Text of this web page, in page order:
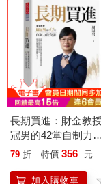
比如，有人在地鐵
明明是他踩了我，
嗎？我可以要求他
道歉，不需要花時
間嗎？我的時間難
怎麼把腳亂放啊？！
那怎麼辦？我要說
邊。這是因為，我
失大——「誰的損失
濟學家的對錯觀，③
長期買進：財金教
冠男的42堂自制力投
資課
79 折 特價 356 元
加入購物車